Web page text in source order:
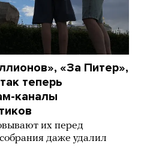
«За Питер»,
теперь
каналы
их перед
даже удалил